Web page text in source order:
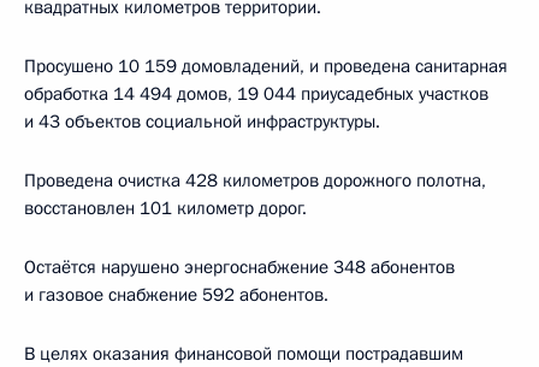
квадратных километров территории.
Просушено 10 159 домовладений, и проведена санитарная
обработка 14 494 домов, 19 044 приусадебных участков
и 43 объектов социальной инфраструктуры.
Проведена очистка 428 километров дорожного полотна,
восстановлен 101 километр дорог.
Остаётся нарушено энергоснабжение 348 абонентов
и газовое снабжение 592 абонентов.
В целях оказания финансовой помощи пострадавшим